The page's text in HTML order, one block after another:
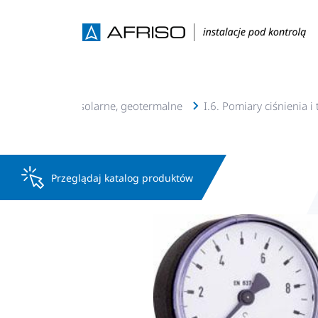
c.o., c.w.u, solarne, geotermalne I.6. Pomiary ciśnienia i
Przeglądaj katalog produktów